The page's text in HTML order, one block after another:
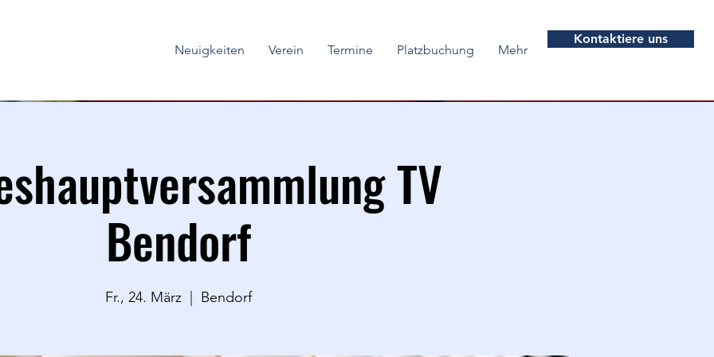
Neuigkeiten Verein Termine Platzbuchung Mehr
Kontaktiere uns
TV
Bendorf
Fr., 24. März Bendorf